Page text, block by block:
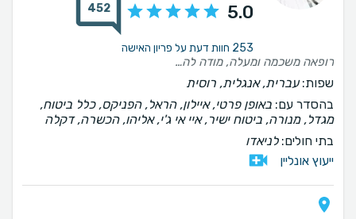
5.0
452
253 חוות דעת על פריון האישה
רופאה משכמה ומעלה, מודה לה על הרוגע והפרופורציות שנתת לנו , עם אמונה אמיתית בתהליך. ממליצה בחום רב.
שפות:עברית, אנגלית, רוסית
בהסדר עם: באופן פרטי, איילון, הראל, הפניקס, כלל ביטוח,
מגדל, מנורה, ביטוח ישיר, איי אי ג'י, אליהו, הכשרה, דקלה
בתי חולים:לניאדו
ייעוץ אונליין